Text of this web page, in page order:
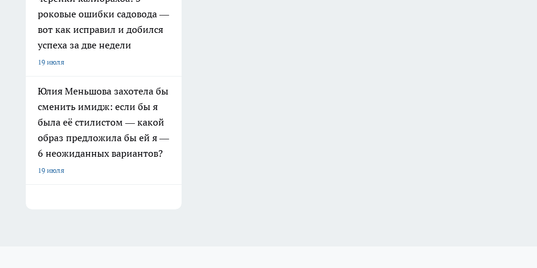
роковые ошибки садовода —
вот как исправил и добился
успеха за две недели
19 июля
Юлия Меньшова захотела бы
сменить имидж: если бы я
была её стилистом — какой
образ предложила бы ей я —
6 неожиданных вариантов?
19 июля